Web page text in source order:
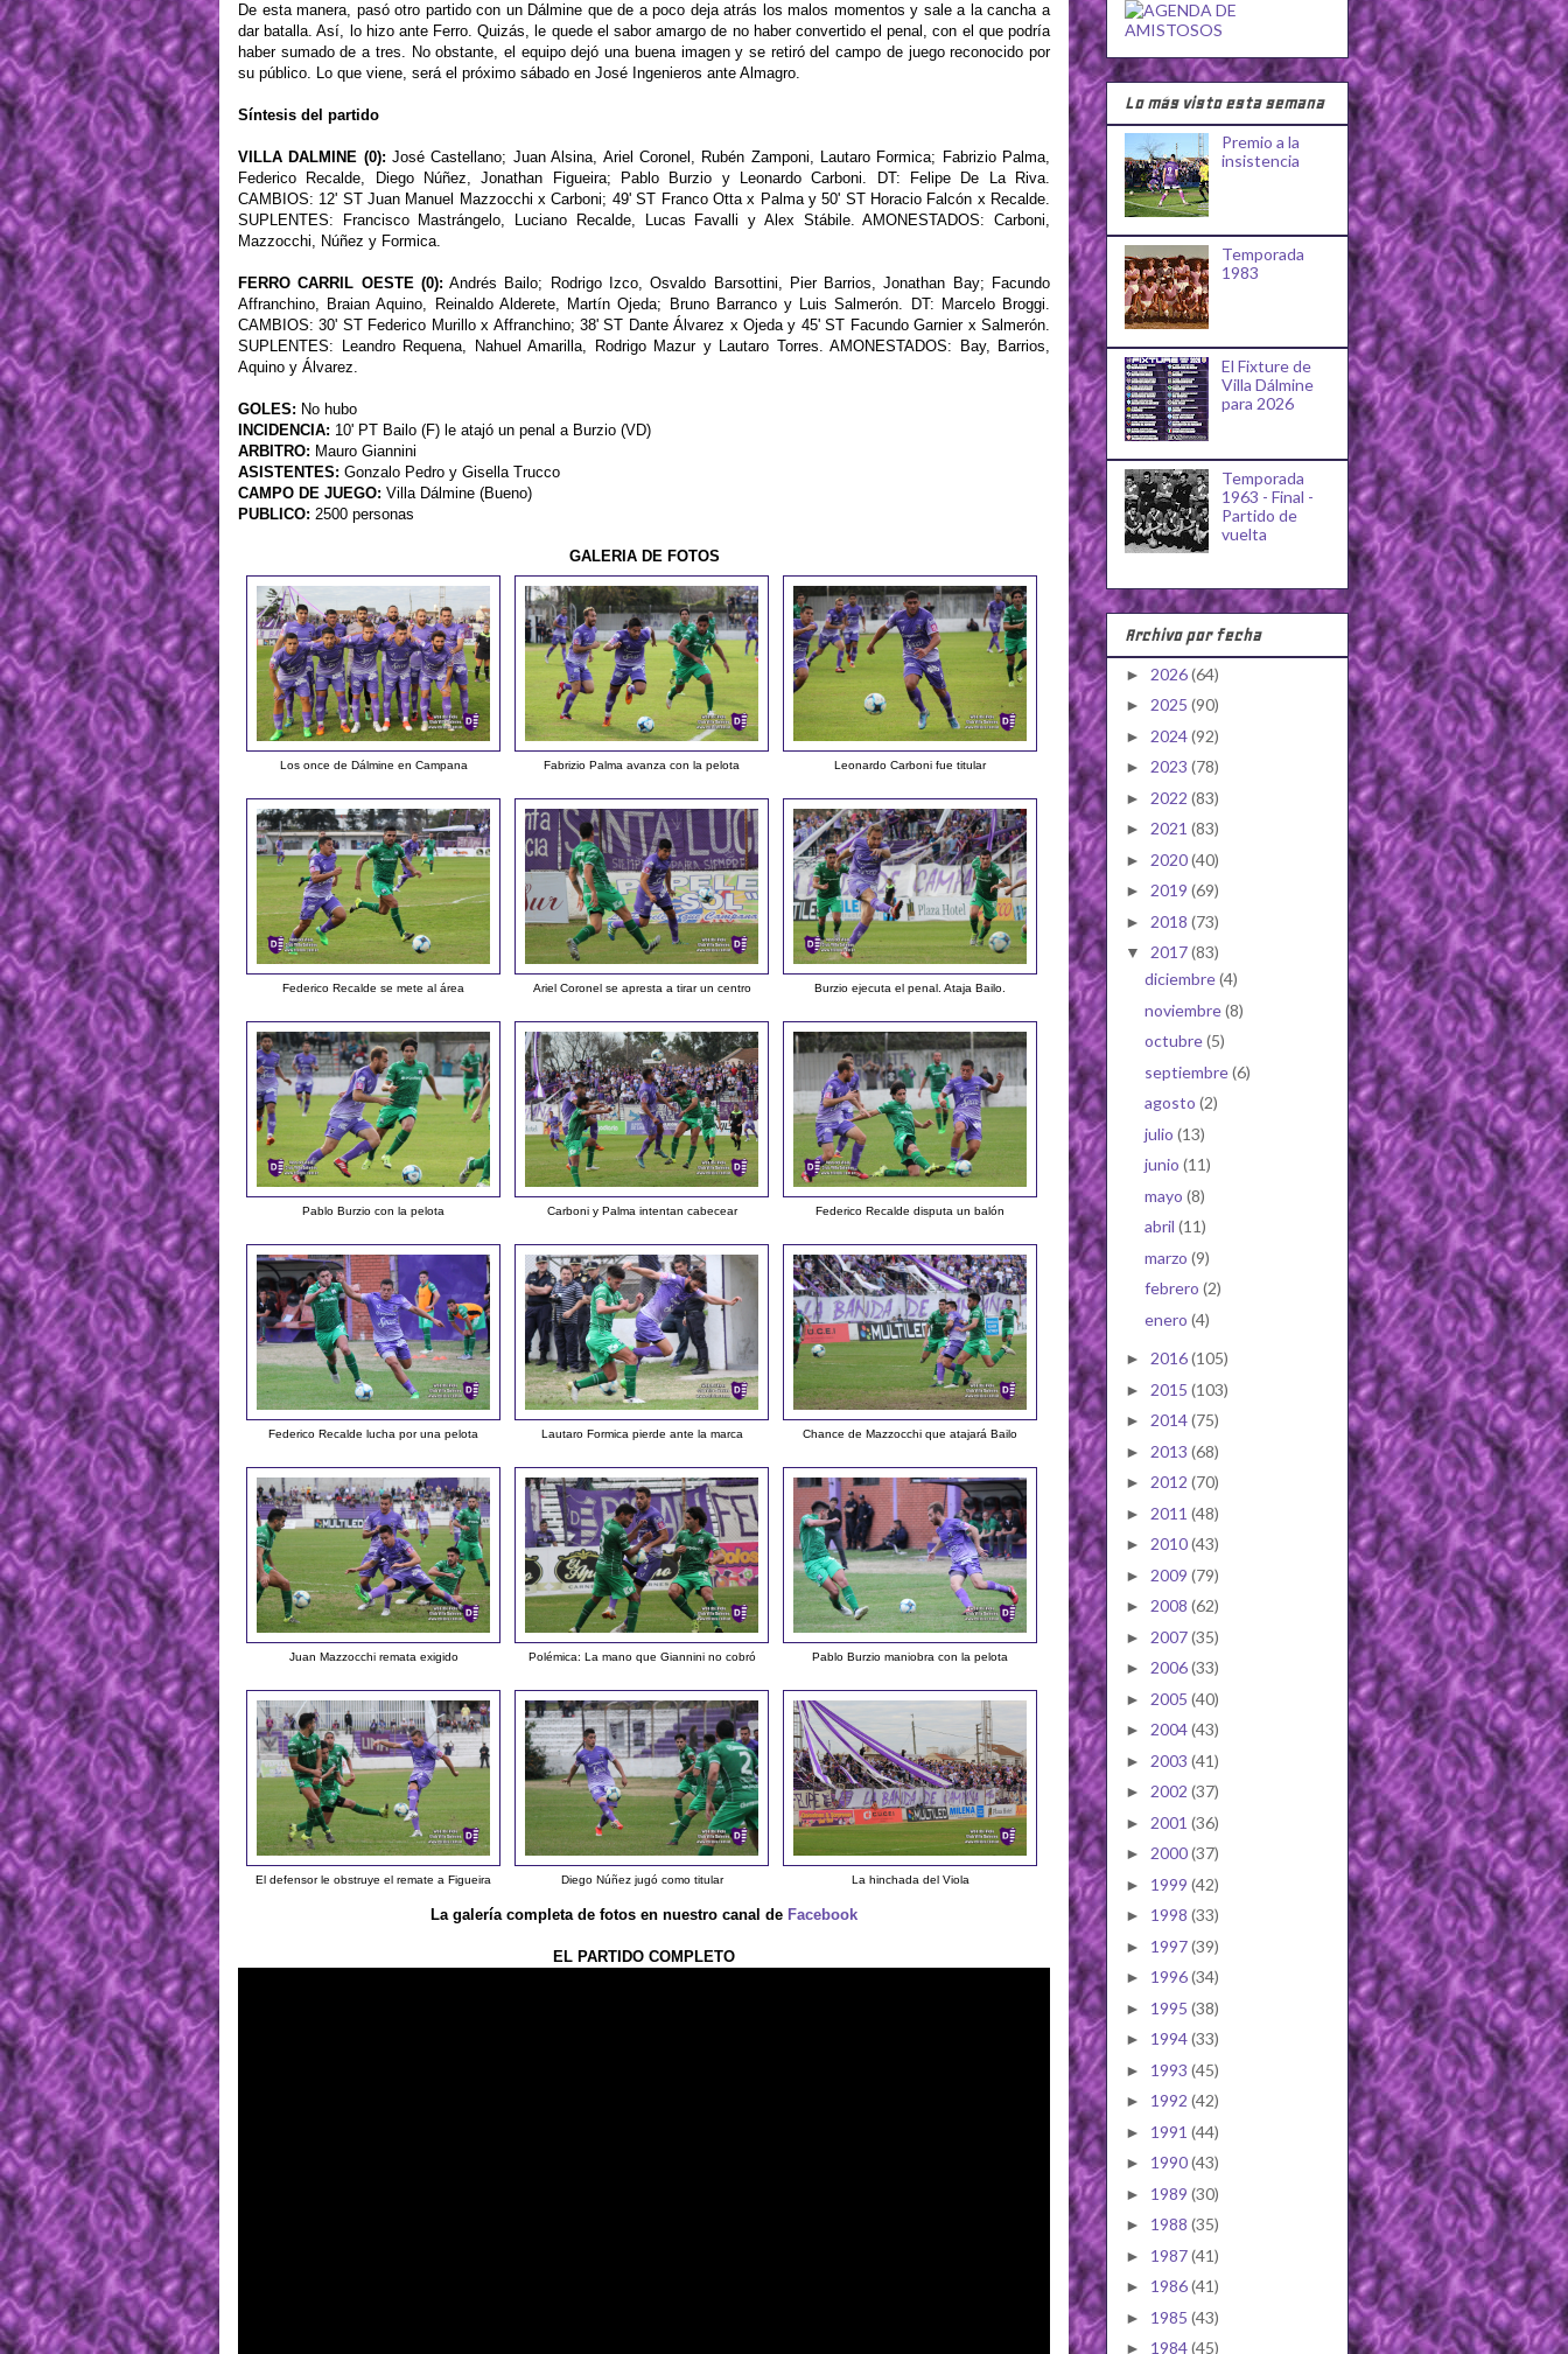
De esta manera, pasó otro partido con un Dálmine que de a poco deja atrás los malos momentos y sale a la cancha a
dar batalla. Así, lo hizo ante Ferro. Quizás, le quede el sabor amargo de no haber convertido el penal, con el que podría
haber sumado de a tres. No obstante, el equipo dejó una buena imagen y se retiró del campo de juego reconocido por
su público. Lo que viene, será el próximo sábado en José Ingenieros ante Almagro.
Síntesis del partido
VILLA DALMINE (0): José Castellano; Juan Alsina, Ariel Coronel, Rubén Zamponi, Lautaro Formica; Fabrizio Palma,
Federico Recalde, Diego Núñez, Jonathan Figueira; Pablo Burzio y Leonardo Carboni. DT: Felipe De La Riva.
CAMBIOS: 12' ST Juan Manuel Mazzocchi x Carboni; 49' ST Franco Otta x Palma y 50' ST Horacio Falcón x Recalde.
SUPLENTES: Francisco Mastrángelo, Luciano Recalde, Lucas Favalli y Alex Stábile. AMONESTADOS: Carboni,
Mazzocchi, Núñez y Formica.
FERRO CARRIL OESTE (0): Andrés Bailo; Rodrigo Izco, Osvaldo Barsottini, Pier Barrios, Jonathan Bay; Facundo
Affranchino, Braian Aquino, Reinaldo Alderete, Martín Ojeda; Bruno Barranco y Luis Salmerón. DT: Marcelo Broggi.
CAMBIOS: 30' ST Federico Murillo x Affranchino; 38' ST Dante Álvarez x Ojeda y 45' ST Facundo Garnier x Salmerón.
SUPLENTES: Leandro Requena, Nahuel Amarilla, Rodrigo Mazur y Lautaro Torres. AMONESTADOS: Bay, Barrios,
Aquino y Álvarez.
GOLES: No hubo
INCIDENCIA: 10' PT Bailo (F) le atajó un penal a Burzio (VD)
ARBITRO: Mauro Giannini
ASISTENTES: Gonzalo Pedro y Gisella Trucco
CAMPO DE JUEGO: Villa Dálmine (Bueno)
PUBLICO: 2500 personas
GALERIA DE FOTOS
Los once de Dálmine en Campana Fabrizio Palma avanza con la pelota Leonardo Carboni fue titular
Federico Recalde se mete al área Ariel Coronel se apresta a tirar un centro Burzio ejecuta el penal. Ataja Bailo.
Pablo Burzio con la pelota Carboni y Palma intentan cabecear Federico Recalde disputa un balón
Federico Recalde lucha por una pelota Lautaro Formica pierde ante la marca Chance de Mazzocchi que atajará Bailo
Juan Mazzocchi remata exigido Polémica: La mano que Giannini no cobró Pablo Burzio maniobra con la pelota
El defensor le obstruye el remate a Figueira Diego Núñez jugó como titular La hinchada del Viola
La galería completa de fotos en nuestro canal de Facebook
EL PARTIDO COMPLETO
Lo más visto esta semana
Premio a la
insistencia
Temporada
1983
El Fixture de
Villa Dálmine
para 2026
Temporada
1963 - Final -
Partido de
vuelta
Archivo por fecha
► 2026(64)
► 2025 (90)
► 2024(92)
► 2023 (78)
► 2022 (83)
► 2021 (83)
► 2020(40)
► 2019 (69)
► 2018 (73)
▼ 2017(83)
diciembre(4)
noviembre(8)
octubre(5)
septiembre(6)
agosto (2)
julio (13)
junio (11)
mayo (8)
abril (11)
marzo (9)
febrero (2)
enero (4)
► 2016(105)
► 2015 (103)
► 2014(75)
► 2013 (68)
► 2012 (70)
► 2011 (48)
► 2010(43)
► 2009 (79)
► 2008 (62)
► 2007(35)
► 2006(33)
► 2005 (40)
► 2004(43)
► 2003 (41)
► 2002 (37)
► 2001 (36)
► 2000(37)
► 1999 (42)
► 1998 (33)
► 1997(39)
► 1996(34)
► 1995 (38)
► 1994(33)
► 1993 (45)
► 1992 (42)
► 1991 (44)
► 1990(43)
► 1989 (30)
► 1988 (35)
► 1987(41)
► 1986(41)
► 1985 (43)
► 1984(45)